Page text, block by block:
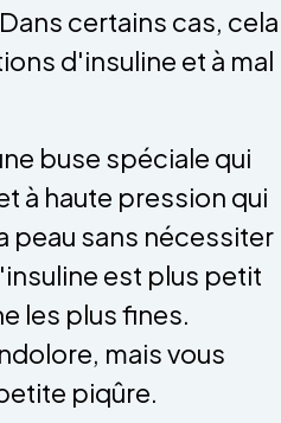
certains cas, cela
d'insuline et à mal
buse spéciale qui
à haute pression qui
peau sans nécessiter
est plus petit
les plus fines.
mais vous
piqûre.